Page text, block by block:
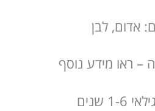
אדום, לבן
– ראו מידע נוסף
6 שנים